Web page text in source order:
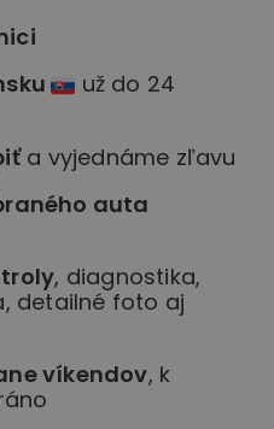
už do 24
a vyjednáme zľavu
auta
, diagnostika,
detailné foto aj
víkendov, k